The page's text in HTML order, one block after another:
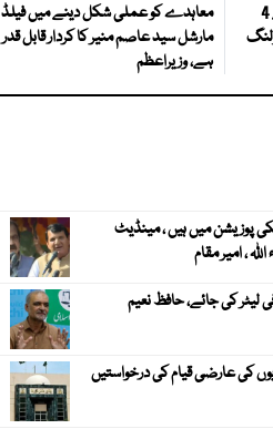
الیکشن کمیشن نے بلوچستان کے 4
پولنگ
معاہدے کو عملی شکل دینے میں فیلڈ
مارشل سید عاصم منیر کا کردار قابل قدر
ہے، وزیراعظم
پوزیشن میں ہیں ، مینڈیٹ
، امیر مقام
228 روپے فی لیٹر کی جائے، حافظ نعیم
کی عارضی قیام کی درخواستیں